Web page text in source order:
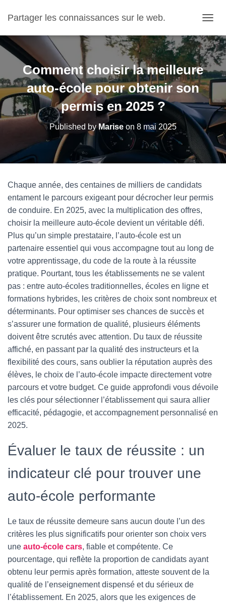
Partager les connaissances sur le web.
Comment choisir la meilleure
auto-école pour obtenir son
permis en 2025 ?
Published byMarise on 8 mai 2025
Chaque année, des centaines de milliers de candidats
entament le parcours exigeant pour décrocher leur permis
de conduire. En 2025, avec la multiplication des offres,
choisir la meilleure auto-école devient un véritable défi.
Plus qu’un simple prestataire, l’auto-école est un
partenaire essentiel qui vous accompagne tout au long de
votre apprentissage, du code de la route à la réussite
pratique. Pourtant, tous les établissements ne se valent
pas : entre auto-écoles traditionnelles, écoles en ligne et
formations hybrides, les critères de choix sont nombreux et
déterminants. Pour optimiser ses chances de succès et
s’assurer une formation de qualité, plusieurs éléments
doivent être scrutés avec attention. Du taux de réussite
affiché, en passant par la qualité des instructeurs et la
flexibilité des cours, sans oublier la réputation auprès des
élèves, le choix de l’auto-école impacte directement votre
parcours et votre budget. Ce guide approfondi vous dévoile
les clés pour sélectionner l’établissement qui saura allier
efficacité, pédagogie, et accompagnement personnalisé en
2025.
Évaluer le taux de réussite : un
indicateur clé pour trouver une
auto-école performante
Le taux de réussite demeure sans aucun doute l’un des
critères les plus significatifs pour orienter son choix vers
une auto-école cars, fiable et compétente. Ce
pourcentage, qui reflète la proportion de candidats ayant
obtenu leur permis après formation, atteste souvent de la
qualité de l’enseignement dispensé et du sérieux de
l’établissement. En 2025, alors que les exigences de